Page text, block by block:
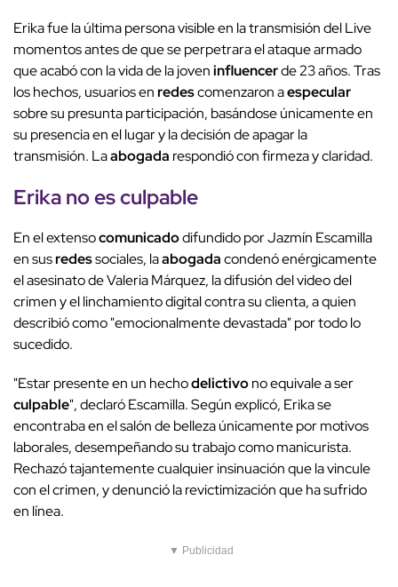
Erika fue la última persona visible en la transmisión del Live
momentos antes de que se perpetrara el ataque armado
que acabó con la vida de la joveninfluencerde 23 años. Tras
los hechos, usuarios enredescomenzaron aespecular
sobre su presunta participación, basándose únicamente en
su presencia en el lugar y la decisión de apagar la
transmisión. Laabogada respondió con firmeza y claridad.
Erika no esculpable
En el extensocomunicadodifundido por Jazmín Escamilla
en susredessociales, laabogadacondenó enérgicamente
el asesinato de Valeria Márquez, la difusión del video del
crimen y el linchamiento digital contra su clienta, a quien
describió como "emocionalmente devastada" por todo lo
sucedido.
"Estar presente en un hechodelictivono equivale a ser
culpable", declaró Escamilla. Según explicó, Erika se
encontraba en el salón de belleza únicamente por motivos
laborales, desempeñando su trabajo como manicurista.
Rechazó tajantemente cualquier insinuación que la vincule
con el crimen, y denunció la revictimización que ha sufrido
en línea.
▼ Publicidad